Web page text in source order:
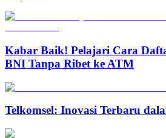
Kabar Baik! Pelajari Cara
BNI Tanpa Ribet ke ATM
Telkomsel: Inovasi Terbaru